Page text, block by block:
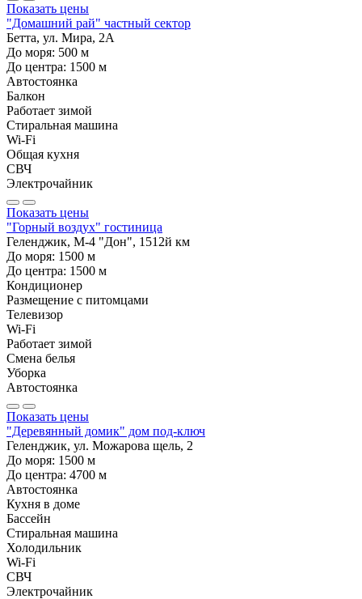
Показать цены
"Домашний рай" частный сектор
Бетта, ул. Мира, 2А
До моря: 500 м
До центра: 1500 м
Автостоянка
Балкон
Работает зимой
Стиральная машина
Wi-Fi
Общая кухня
СВЧ
Электрочайник
Показать цены
"Горный воздух" гостиница
Геленджик, М-4 "Дон", 1512й км
До моря: 1500 м
До центра: 1500 м
Кондиционер
Размещение с питомцами
Телевизор
Wi-Fi
Работает зимой
Смена белья
Уборка
Автостоянка
Показать цены
"Деревянный домик" дом под-ключ
Геленджик, ул. Можарова щель, 2
До моря: 1500 м
До центра: 4700 м
Автостоянка
Кухня в доме
Бассейн
Стиральная машина
Холодильник
Wi-Fi
СВЧ
Электрочайник